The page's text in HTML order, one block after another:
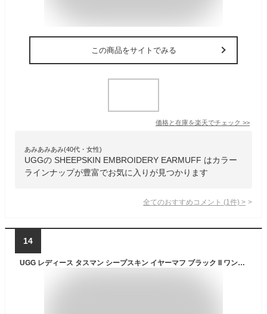
この商品をサイトでみる
価格と在庫を楽天でチェック >>
あみあみあみ(40代・女性)
UGGの SHEEPSKIN EMBROIDERY EARMUFF はカラー
ラインナップが豊富でお気に入りが見つかります
全てのおすすめコメント (1 件) >
14
UGG レディース タスマン シープスキン イヤーマフ ブラック II ワンサイズ